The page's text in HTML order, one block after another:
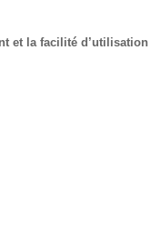
et la facilité d’utilisation